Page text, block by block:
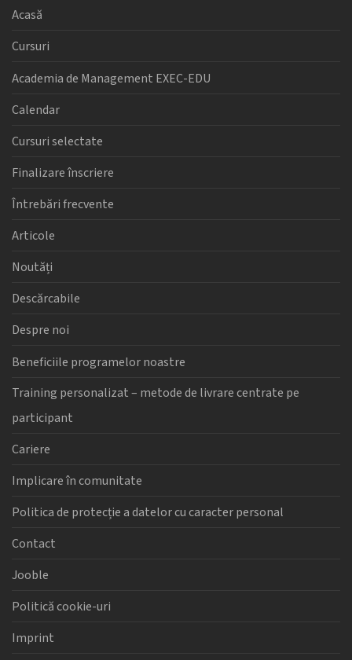
Acasă
Cursuri
Academia de Management EXEC-EDU
Calendar
Cursuri selectate
Finalizare înscriere
Întrebări frecvente
Articole
Noutăți
Descărcabile
Despre noi
Beneficiile programelor noastre
Training personalizat – metode de livrare centrate pe
participant
Cariere
Implicare în comunitate
Politica de protecție a datelor cu caracter personal
Contact
Jooble
Politică cookie-uri
Imprint